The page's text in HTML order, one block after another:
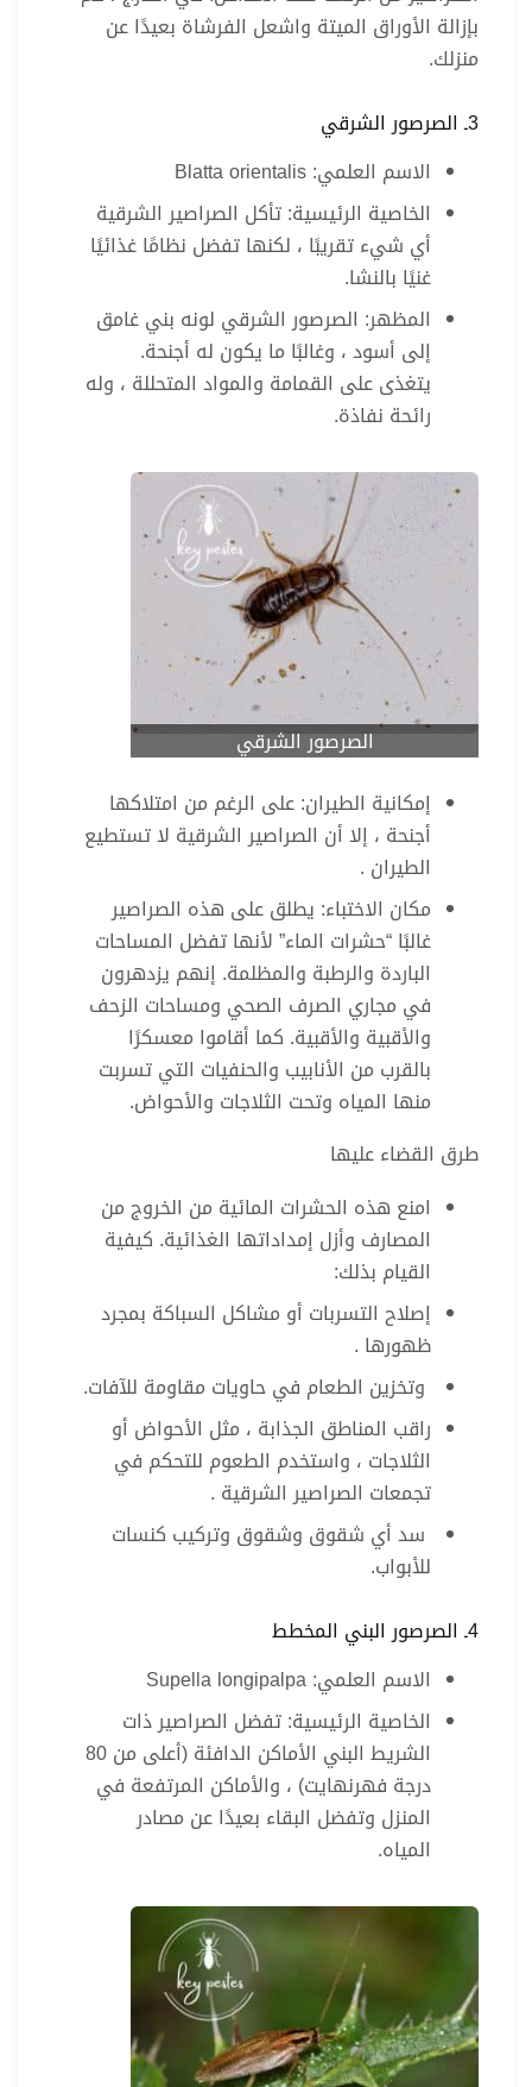
بإزالة الأوراق الميتة واشعل الفرشاة بعيدًا عن
منزلك.
3ـ الصرصور الشرقي
الاسم العلمي: Blatta orientalis
الخاصية الرئيسية: تأكل الصراصير الشرقية
أي شيء تقريبًا ، لكنها تفضل نظامًا غذائيًا
غنيًا بالنشا.
المظهر: الصرصور الشرقي لونه بني غامق
إلى أسود ، وغالبًا ما يكون له أجنحة.
يتغذى على القمامة والمواد المتحللة ، وله
رائحة نفاذة.
الصرصور الشرقي
إمكانية الطيران: على الرغم من امتلاكها
أجنحة ، إلا أن الصراصير الشرقية لا تستطيع
الطيران .
مكان الاختباء: يطلق على هذه الصراصير
غالبًا “حشرات الماء” لأنها تفضل المساحات
الباردة والرطبة والمظلمة. إنهم يزدهرون
في مجاري الصرف الصحي ومساحات الزحف
والأقبية والأقبية. كما أقاموا معسكرًا
بالقرب من الأنابيب والحنفيات التي تسربت
منها المياه وتحت الثلاجات والأحواض.
طرق القضاء عليها
امنع هذه الحشرات المائية من الخروج من
المصارف وأزل إمداداتها الغذائية. كيفية
القيام بذلك:
إصلاح التسربات أو مشاكل السباكة بمجرد
ظهورها .
وتخزين الطعام في حاويات مقاومة للآفات.
راقب المناطق الجذابة ، مثل الأحواض أو
الثلاجات ، واستخدم الطعوم للتحكم في
تجمعات الصراصير الشرقية .
سد أي شقوق وشقوق وتركيب كنسات
للأبواب.
4ـ الصرصور البني المخطط
الاسم العلمي: Supella longipalpa
الخاصية الرئيسية: تفضل الصراصير ذات
الشريط البني الأماكن الدافئة (أعلى من 80
درجة فهرنهايت) ، والأماكن المرتفعة في
المنزل وتفضل البقاء بعيدًا عن مصادر
المياه.